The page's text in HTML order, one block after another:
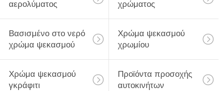
αερολύματος
χρώματος
Βασισμένο στο νερό
χρώμα ψεκασμού
Χρώμα ψεκασμού
χρωμίου
Χρώμα ψεκασμού
γκράφιτι
Προϊόντα προσοχής
αυτοκινήτων